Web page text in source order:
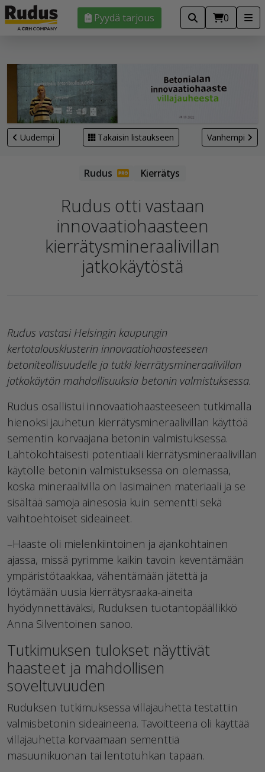
Pyydä tarjous 0
Uudempi Takaisin listaukseen Vanhempi
Kierrätys
Rudus otti vastaan
innovaatiohaasteen
kierrätysmineraalivillan
jatkokäytöstä
Rudus vastasi Helsingin kaupungin
kertotalousklusterin innovaatiohaasteeseen
betoniteollisuudelle ja tutki kierrätysmineraalivillan
jatkokäytön mahdollisuuksia betonin valmistuksessa.
Rudus osallistui innovaatiohaasteeseen tutkimalla
hienoksi jauhetun kierrätysmineraalivillan käyttöä
sementin korvaajana betonin valmistuksessa.
Lähtökohtaisesti potentiaali kierrätysmineraalivillan
käytölle betonin valmistuksessa on olemassa,
koska mineraalivilla on lasimainen materiaali ja se
sisältää samoja ainesosia kuin sementti sekä
vaihtoehtoiset sideaineet.
–Haaste oli mielenkiintoinen ja ajankohtainen
ajassa, missä pyrimme kaikin tavoin keventämään
ympäristötaakkaa, vähentämään jätettä ja
löytämään uusia kierrätysraaka-aineita
hyödynnettäväksi, Ruduksen tuotantopäällikkö
Anna Silventoinen sanoo.
Tutkimuksen tulokset näyttivät
haasteet ja mahdollisen
soveltuvuuden
Ruduksen tutkimuksessa villajauhetta testattiin
valmisbetonin sideaineena. Tavoitteena oli käyttää
villajauhetta korvaamaan sementtiä
masuunikuonan tai lentotuhkan tapaan.